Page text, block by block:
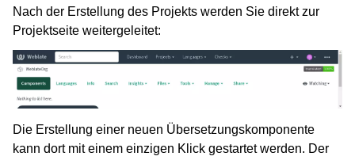
Nach der Erstellung des Projekts werden Sie direkt zur
Projektseite weitergeleitet:
Die Erstellung einer neuen Übersetzungskomponente
kann dort mit einem einzigen Klick gestartet werden. Der